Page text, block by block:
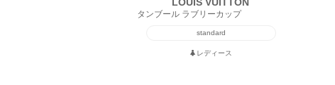
タンブール ラブリーカップ
standard
レディース